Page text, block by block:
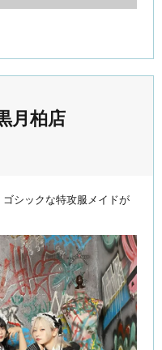
月柏店
シックな特攻服メイドが